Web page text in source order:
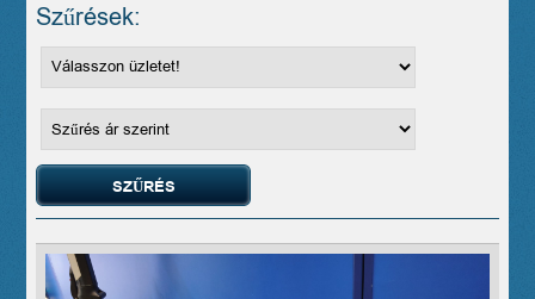
Szűrések: